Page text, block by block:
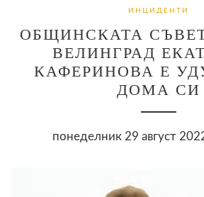
ИНЦИДЕНТИ
ОБЩИНСКАТА
ВЕЛИНГРАД
КАФЕРИНОВА Е
ДОМА СИ
понеделник 29 август